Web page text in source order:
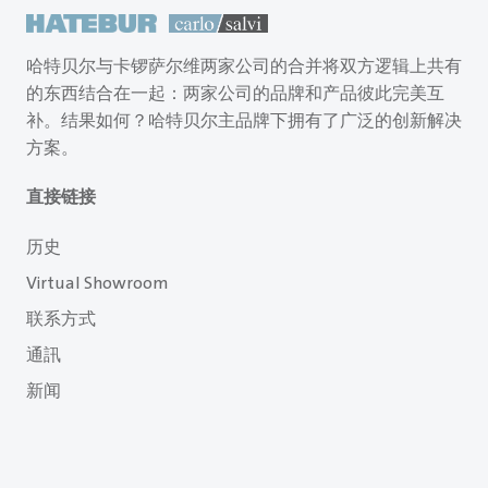
哈特贝尔与卡锣萨尔维两家公司的合并将双方逻辑上共有
的东西结合在一起：两家公司的品牌和产品彼此完美互
补。结果如何？哈特贝尔主品牌下拥有了广泛的创新解决
方案。
直接链接
历史
Virtual Showroom
联系方式
通訊
新闻